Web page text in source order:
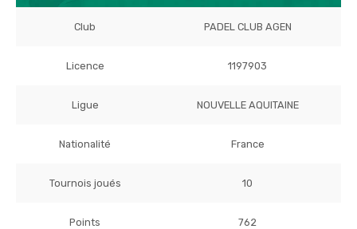
Club PADEL CLUB AGEN
Licence 1197903
Ligue NOUVELLE AQUITAINE
Nationalité France
Tournois joués 10
Points 762